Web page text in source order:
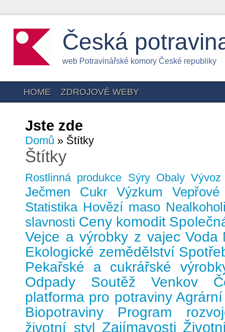
Česká
web Potravinářské komory České republiky
HOME ZDROJOVÉ WEBY
Jste zde
Domů » Štítky
Štítky
Rostlinná produkce Sýry Obaly
Ječmen Cukr Výzkum
Statistika Hovězí maso
slavnosti Ceny komodit
Vejce a výrobky z vajec Voda
Ekologické zemědělství
Pekařské a cukrářské
Odpady
Soutěž Venkov
platforma pro potraviny
Biopotraviny
Program
životní styl Zajímavosti